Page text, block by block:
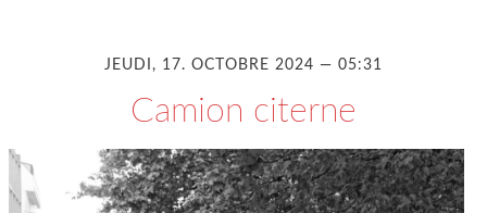
JEUDI, 17. OCTOBRE 2024 — 05:31
Camion citerne